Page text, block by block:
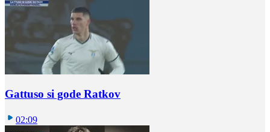
Gattuso si gode Ratkov
02:09